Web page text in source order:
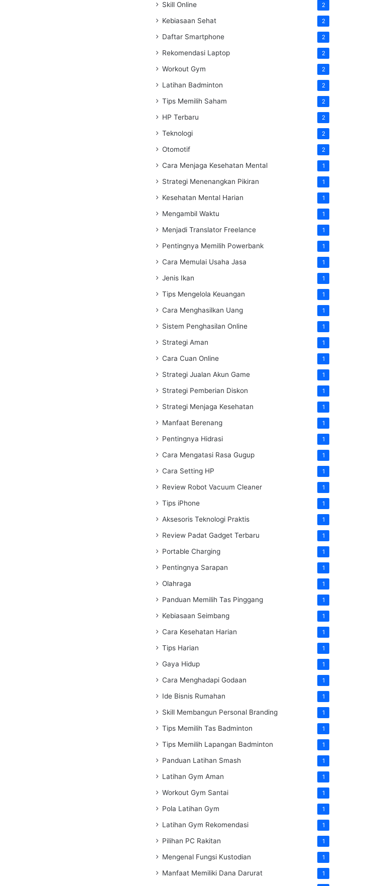
Skill Online 2
Kebiasaan Sehat 2
Daftar Smartphone 2
Rekomendasi Laptop 2
Workout Gym 2
Latihan Badminton 2
Tips Memilih Saham 2
HP Terbaru 2
Teknologi 2
Otomotif 2
Cara Menjaga Kesehatan Mental 1
Strategi Menenangkan Pikiran 1
Kesehatan Mental Harian 1
Mengambil Waktu 1
Menjadi Translator Freelance 1
Pentingnya Memilih Powerbank 1
Cara Memulai Usaha Jasa 1
Jenis Ikan 1
Tips Mengelola Keuangan 1
Cara Menghasilkan Uang 1
Sistem Penghasilan Online 1
Strategi Aman 1
Cara Cuan Online 1
Strategi Jualan Akun Game 1
Strategi Pemberian Diskon 1
Strategi Menjaga Kesehatan 1
Manfaat Berenang 1
Pentingnya Hidrasi 1
Cara Mengatasi Rasa Gugup 1
Cara Setting HP 1
Review Robot Vacuum Cleaner 1
Tips iPhone 1
Aksesoris Teknologi Praktis 1
Review Padat Gadget Terbaru 1
Portable Charging 1
Pentingnya Sarapan 1
Olahraga 1
Panduan Memilih Tas Pinggang 1
Kebiasaan Seimbang 1
Cara Kesehatan Harian 1
Tips Harian 1
Gaya Hidup 1
Cara Menghadapi Godaan 1
Ide Bisnis Rumahan 1
Skill Membangun Personal Branding 1
Tips Memilih Tas Badminton 1
Tips Memilih Lapangan Badminton 1
Panduan Latihan Smash 1
Latihan Gym Aman 1
Workout Gym Santai 1
Pola Latihan Gym 1
Latihan Gym Rekomendasi 1
Pilihan PC Rakitan 1
Mengenal Fungsi Kustodian 1
Manfaat Memiliki Dana Darurat 1